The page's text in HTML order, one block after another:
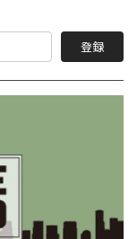
登録